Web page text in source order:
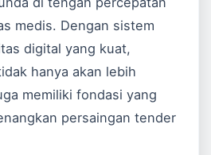
medis. Dengan sistem
digital yang kuat,
hanya akan lebih
memiliki fondasi yang
persaingan tender